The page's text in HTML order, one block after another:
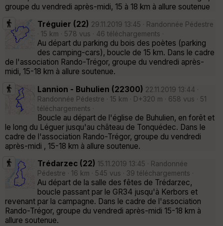
groupe du vendredi après-midi, 15 à 18 km à allure soutenue
Tréguier (22) 29.11.2019 13:45 · Randonnée Pédestre
· 15 km · 578 vus · 46 téléchargements ·
Au départ du parking du bois des poètes (parking
des camping-cars), boucle de 15 km. Dans le cadre
de l'association Rando-Trégor, groupe du vendredi après-
midi, 15-18 km à allure soutenue.
Lannion - Buhulien (22300) 22.11.2019 13:44 ·
Randonnée Pédestre · 15 km · D+320 m · 658 vus · 51
téléchargements ·
Boucle au départ de l'église de Buhulien, en forêt et
le long du Léguer jusqu'au château de Tonquédec. Dans le
cadre de l'association Rando-Trégor, groupe du vendredi
après-midi , 15-18 km à allure soutenue.
Trédarzec (22) 15.11.2019 13:45 · Randonnée
Pédestre · 16 km · 545 vus · 39 téléchargements ·
Au départ de la salle des fêtes de Trédarzec,
boucle passant par le GR34 jusqu'à Kerbors et
revenant par la campagne. Dans le cadre de l'association
Rando-Trégor, groupe du vendredi après-midi 15-18 km à
allure soutenue.